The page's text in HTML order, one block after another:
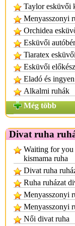
Taylor esküvői
Menyasszonyi
Orchidea
Esküvői
Tiaratex esküvői
Esküvői
Eladó és
Alkalmi ruhák
Még több
Divat ruha
Waiting for you
kismama ruha
Divat ruha
Ruha ruházat
Menyasszonyi
Menyasszonyi
Női divat ruha